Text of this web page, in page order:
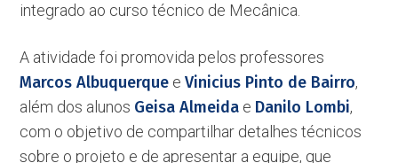
integrado ao curso técnico de Mecânica.
A atividade foi promovida pelos professores
Marcos Albuquerque eVinicius Pinto de Bairro,
além dos alunos Geisa Almeida e Danilo Lombi,
com o objetivo de compartilhar detalhes técnicos
sobre o projeto e de apresentar a equipe, que